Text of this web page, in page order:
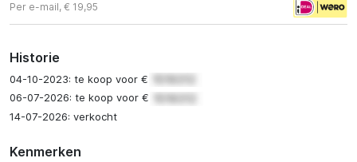
Per e-mail, € 19,95
Historie
04-10-2023: te koop voor €
06-07-2026: te koop voor €
14-07-2026: verkocht
Kenmerken